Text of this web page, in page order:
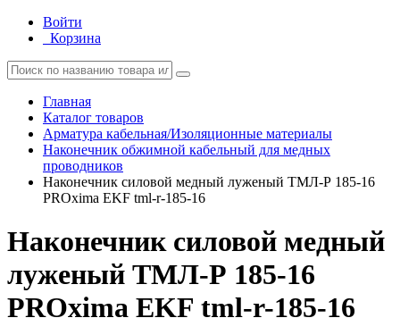
Войти
Корзина
Главная
Каталог товаров
Арматура кабельная/Изоляционные материалы
Наконечник обжимной кабельный для медных
проводников
Наконечник силовой медный луженый ТМЛ-Р 185-16
PROxima EKF tml-r-185-16
Наконечник силовой медный
луженый ТМЛ-Р 185-16
PROxima EKF tml-r-185-16